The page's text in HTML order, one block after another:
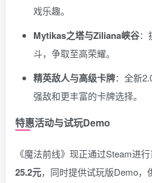
戏乐趣。
Mytikas之塔与Ziliana峡谷：
斗，争取至高荣耀。
精英敌人与高级卡牌：全新
强敌和更丰富的卡牌选择。
特惠活动与试玩Demo
《魔法前线》现正通过Steam进
25.2元，同时提供试玩版Demo